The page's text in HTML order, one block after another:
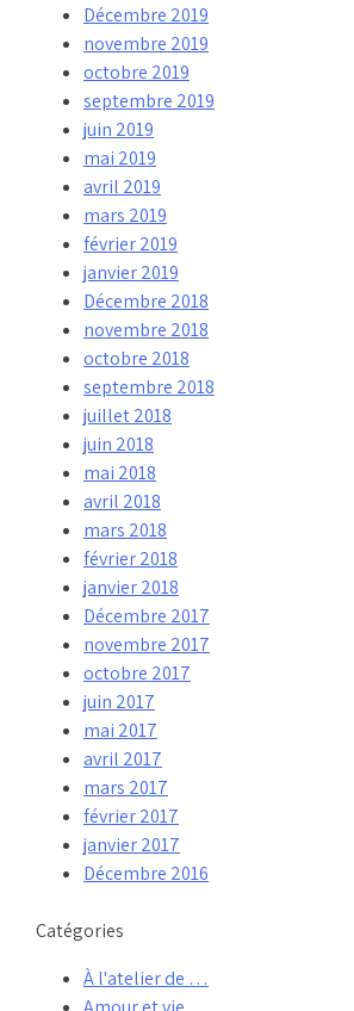
Décembre 2019
novembre 2019
octobre 2019
septembre 2019
juin 2019
mai 2019
avril 2019
mars 2019
février 2019
janvier 2019
Décembre 2018
novembre 2018
octobre 2018
septembre 2018
juillet 2018
juin 2018
mai 2018
avril 2018
mars 2018
février 2018
janvier 2018
Décembre 2017
novembre 2017
octobre 2017
juin 2017
mai 2017
avril 2017
mars 2017
février 2017
janvier 2017
Décembre 2016
Catégories
À l'atelier de …